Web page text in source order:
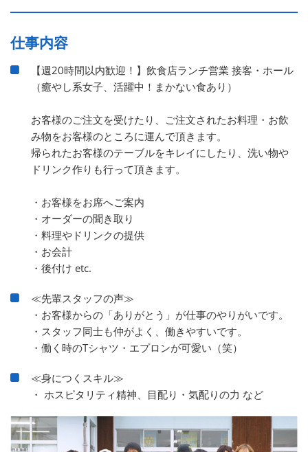
仕事内容
【週20時間以内歓迎！】飲食店ランチ営業 接客・ホール
（癒やし系女子、活躍中！まかない食あり）
お客様のご注文を受けたり、ご注文されたお料理・お飲
み物をお客様のところに運んで頂きます。
帰られたお客様のテーブルをキレイにしたり、洗い物や
ドリンク作りも行って頂きます。
・お客様をお席へご案内
・オーダーの聞き取り
・料理やドリンクの提供
・お会計
・後付け etc.
≪先輩スタッフの声≫
・お客様からの「ありがとう」が仕事のやりがいです。
・スタッフ同士も仲がよく、働きやすいです。
・働く時のTシャツ・エプロンが可愛い（笑）
≪身につくスキル≫
・ ホスピタリティ精神、目配り・気配りの力 など